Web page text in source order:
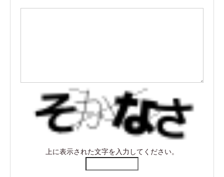
上に表示された文字を入力してください。